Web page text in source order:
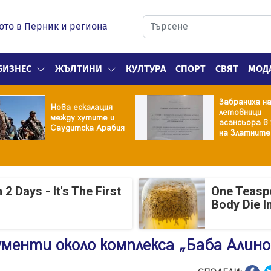
в Перник и региона
ЖЪЛТИНИ КУЛТУРА СПОРТ СВЯТ
Нова ескалация
между хутите и
Саудитска Арабия
Забраниха на
летовници
асансьора в
на Златните
2 Days - It's The First
One
Body Die
около комплекса „Баба